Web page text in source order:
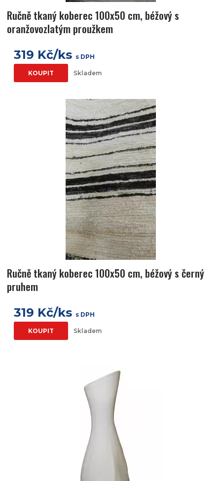
Ručně tkaný koberec 100x50 cm, béžový s
oranžovozlatým proužkem
319 Kč/ks s DPH
KOUPIT Skladem
Ručně tkaný koberec 100x50 cm, béžový s černý
pruhem
319 Kč/ks s DPH
KOUPIT Skladem